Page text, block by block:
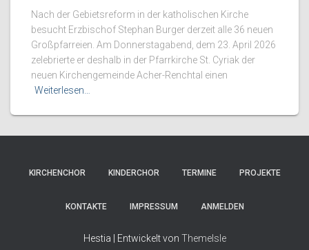
Nach der Gebietsreform in der katholischen Kirche
besucht Erzbischof Stephan Burger derzeit alle 36 neuen
Großpfarreien. Am Donnerstagabend, dem 23. April 2026
zelebrierte er deshalb in der Pfarrkirche St. Cyriak der
neuen Kirchengemeinde Acher-Renchtal einen
Weiterlesen…
KIRCHENCHOR KINDERCHOR TERMINE PROJEKTE
KONTAKTE IMPRESSUM ANMELDEN
Hestia | Entwickelt von ThemeIsle